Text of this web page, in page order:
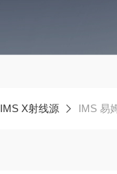
IMS X射线源 IMS 易